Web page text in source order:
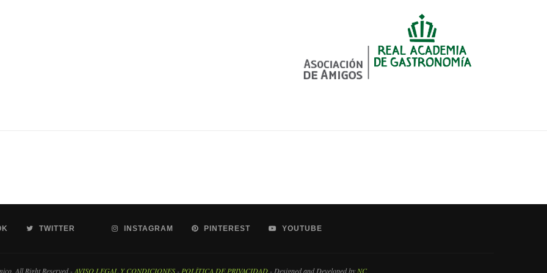
TWITTER INSTAGRAM PINTEREST YOUTUBE
All Right Reserved -AVISO LEGAL Y CONDICIONES- POLÍTICA DE PRIVACIDAD- Designed and Developed byNC